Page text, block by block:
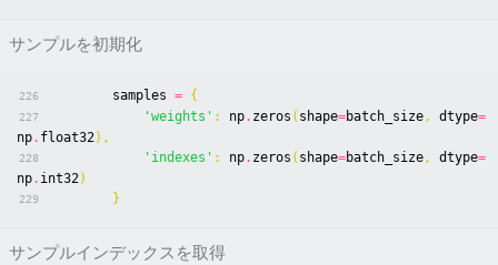
サンプルを初期化
226 samples = {
227 'weights' : np. zeros ( shape=batch_size, dtype=
np. float32),
228 'indexes' : np. zeros ( shape=batch_size, dtype=
np. int32)
229 }
サンプルインデックスを取得